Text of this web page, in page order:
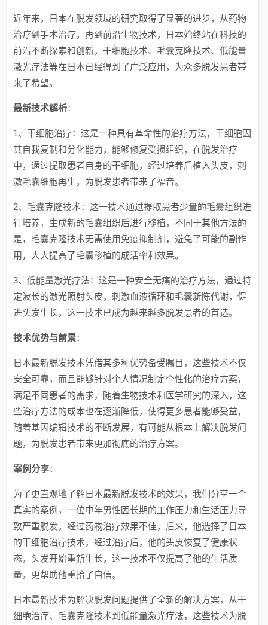
近年来，日本在脱发领域的研究取得了显著的进步，从药物
治疗到手术治疗，再到前沿生物技术，日本始终站在科技的
前沿不断探索和创新，干细胞技术、毛囊克隆技术、低能量
激光疗法等在日本已经得到了广泛应用，为众多脱发患者带
来了希望。
最新技术解析：
1、干细胞治疗：这是一种具有革命性的治疗方法，干细胞因
其自我复制和分化能力，能够修复受损组织，在脱发治疗
中，通过提取患者自身的干细胞，经过培养后植入头皮，刺
激毛囊细胞再生，为脱发患者带来了福音。
2、毛囊克隆技术：这一技术通过提取患者少量的毛囊组织进
行培养，生成新的毛囊组织后进行移植，不同于其他方法的
是，毛囊克隆技术无需使用免疫抑制剂，避免了可能的副作
用，大大提高了毛囊移植的成活率和效果。
3、低能量激光疗法：这是一种安全无痛的治疗方法，通过特
定波长的激光照射头皮，刺激血液循环和毛囊新陈代谢，促
进头发生长，这一技术已成为越来越多脱发患者的首选。
技术优势与前景：
日本最新脱发技术凭借其多种优势备受瞩目，这些技术不仅
安全可靠，而且能够针对个人情况制定个性化的治疗方案，
满足不同患者的需求，随着生物技术和医学研究的深入，这
些治疗方法的成本也在逐渐降低，使得更多患者能够受益，
随着基因编辑技术的不断发展，有可能从根本上解决脱发问
题，为脱发患者带来更加彻底的治疗方案。
案例分享：
为了更直观地了解日本最新脱发技术的效果，我们分享一个
真实的案例，一位中年男性因长期的工作压力和生活压力导
致严重脱发，经过药物治疗效果不佳，后来，他选择了日本
的干细胞治疗技术，经过治疗后，他的头皮恢复了健康状
态，头发开始重新生长，这一技术不仅提高了他的生活质
量，更帮助他重拾了自信。
日本最新技术为解决脱发问题提供了全新的解决方案，从干
细胞治疗、毛囊克隆技术到低能量激光疗法，这些技术为脱